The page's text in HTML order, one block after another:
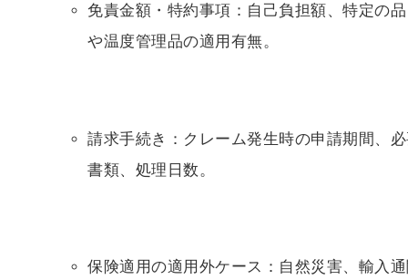
免責金額・特約事項：自己負担額、特定の
や温度管理品の適用有無。
請求手続き：クレーム発生時の申請期間、
書類、処理日数。
保険適用の適用外ケース：自然災害、輸入